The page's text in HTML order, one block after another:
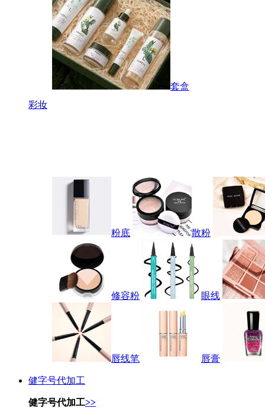
套盒
彩妆
粉底 散粉
修容粉 眼线
唇线笔 唇膏
健字号代加工
健字号代加工>>